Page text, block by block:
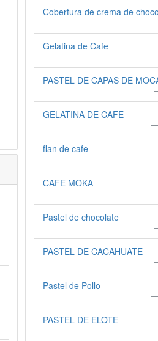
Cobertura de crema de
Gelatina de Cafe
PASTEL DE CAPAS DE
GELATINA DE CAFE
flan de cafe
CAFE MOKA
Pastel de chocolate
PASTEL DE CACAHUATE
Pastel de Pollo
PASTEL DE ELOTE